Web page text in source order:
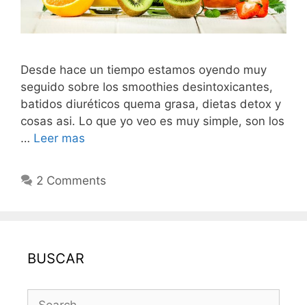
Desde hace un tiempo estamos oyendo muy
seguido sobre los smoothies desintoxicantes,
batidos diuréticos quema grasa, dietas detox y
cosas asi. Lo que yo veo es muy simple, son los
… Leer mas
2 Comments
BUSCAR
Search